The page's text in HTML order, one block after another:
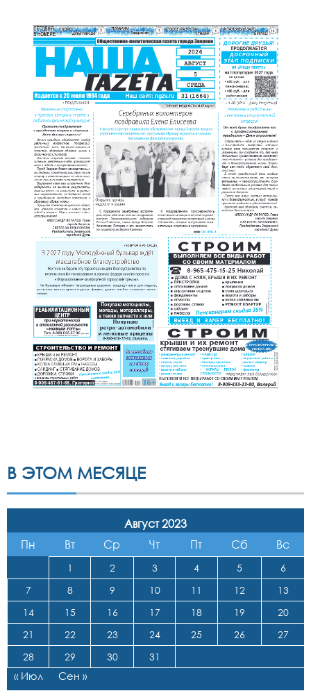
В ЭТОМ МЕСЯЦЕ
Август 2023
Пн
Вт Ср Чт Пт Сб Вс
1 2 3 4 5
6
7
8 9 10 11 12
13
14
15 16 17 18 19
20
21
22 23 24 25 26
27
28
29 30 31
« Июл Сен »